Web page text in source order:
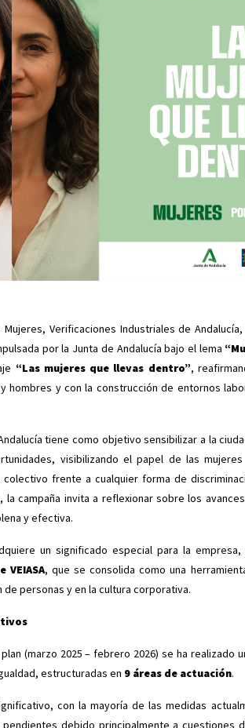
Verificaciones Industriales de Andalucía,
por la Junta de Andalucía bajo el lema
“Las mujeres que llevas dentro”,
hombres y con la construcción de entornos
tiene como objetivo sensibilizar a la
visibilizando el papel de las
frente a cualquier forma de
la campaña invita a reflexionar sobre los
y efectiva.
un significado especial para la
VEIASA, que se consolida como una
personas y en la cultura corporativa.
(marzo 2025 – febrero 2026) se ha realizado
estructuradas en 9 áreas de actuación.
con la mayoría de las medidas
debido principalmente a cuestiones